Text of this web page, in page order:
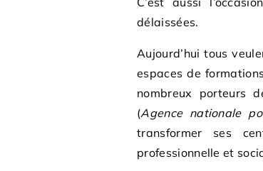
délaissées.
Aujourd’hui tous
espaces de
nombreux porteurs
(Agence nationale
transformer ses
professionnelle et